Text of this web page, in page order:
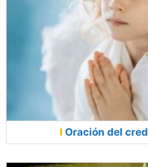
Oración del